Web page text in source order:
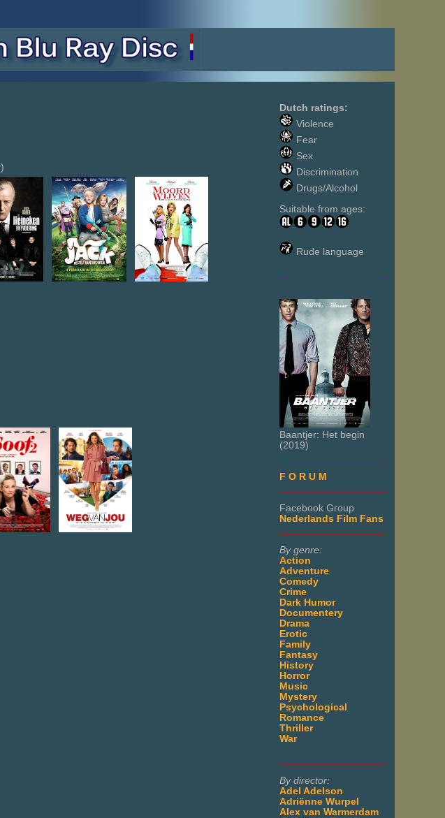
Dutch ratings:
Violence
Fear
Sex
Discrimination
Drugs/Alcohol
Suitable from ages:
Rude language
Baantjer: Het begin
(2019)
F O R U M
Facebook Group
Nederlands Film Fans
By genre:
Action
Adventure
Comedy
Crime
Dark Humor
Documentery
Drama
Erotic
Family
Fantasy
History
Horror
Music
Mystery
Psychological
Romance
Thriller
War
By director:
Adel Adelson
Adriënne Wurpel
Alex van Warmerdam